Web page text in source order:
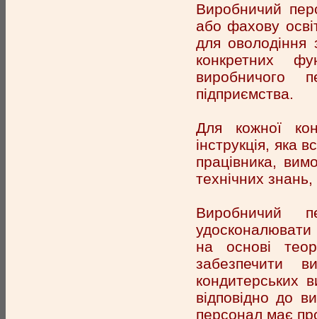
Виробничий
або фахову
для оволодіння
конкретних
виробничого
підприємства.
Для кожної
інструкція, яка
працівника,
технічних
Виробничий
удосконалювати
на основі
забезпечити
кондитерських
відповідно до
персонал має